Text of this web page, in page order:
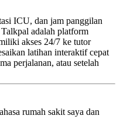
ICU, dan jam panggilan
adalah platform
akses 24/7 ke tutor
latihan interaktif cepat
perjalanan, atau setelah
rumah sakit saya dan